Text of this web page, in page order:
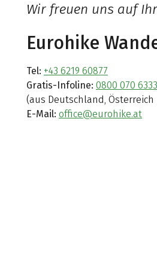
Wir freuen uns auf
Eurohike
Tel: +43 6219 60877
Gratis-Infoline: 0800 070 6333
(aus Deutschland, Österreich
E-Mail: office@eurohike.at